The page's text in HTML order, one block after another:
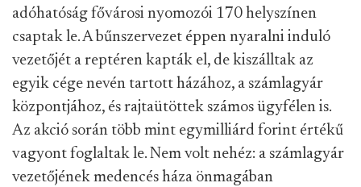
adóhatóság fővárosi nyomozói 170 helyszínen
csaptak le. A bűnszervezet éppen nyaralni induló
vezetőjét a reptéren kapták el, de kiszálltak az
egyik cége nevén tartott házához, a számlagyár
központjához, és rajtaütöttek számos ügyfélen is.
Az akció során több mint egymilliárd forint értékű
vagyont foglaltak le. Nem volt nehéz: a számlagyár
vezetőjének medencés háza önmagában